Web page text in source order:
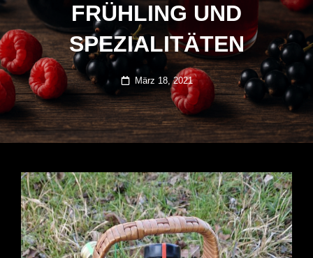
FRÜHLING UND
SPEZIALITÄTEN
Posted
on
März 18, 2021